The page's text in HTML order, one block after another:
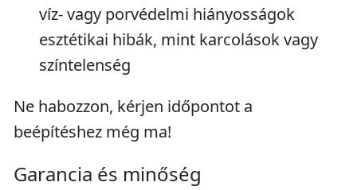
víz- vagy porvédelmi hiányosságok
esztétikai hibák, mint karcolások vagy
színtelenség
Ne habozzon, kérjen időpontot a
beépítéshez még ma!
Garancia és minőség